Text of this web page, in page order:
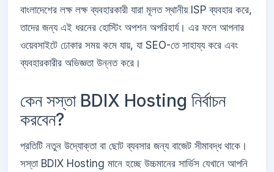
বাংলাদেশের লক্ষ লক্ষ ব্যবহারকারী যারা মূলত স্থানীয় ISP ব্যবহার করে,
তাদের জন্য এই ধরনের হোস্টিং অপশন অপরিহার্য। এর ফলে আপনার
ওয়েবসাইটে ঢোকার সময় কমে যায়, যা SEO-তে সাহায্য করে এবং
ব্যবহারকারীর অভিজ্ঞতা উন্নত করে।
কেন সস্তা BDIX Hosting নির্বাচন
করবেন?
প্রতিটি নতুন উদ্যোক্তা বা ছোট ব্যবসার জন্য বাজেট সীমাবদ্ধ থাকে।
সস্তা BDIX Hosting মানে হচ্ছে উচ্চমানের সার্ভিস যেখানে আপনি